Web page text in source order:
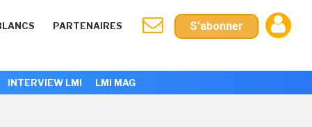
PARTENAIRES S'abonner
INTERVIEW LMI LMI MAG